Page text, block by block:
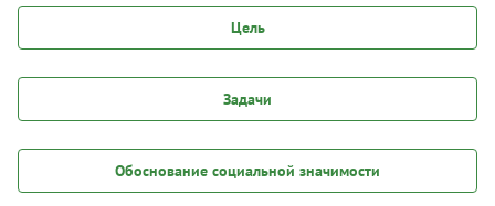
Цель
Задачи
Обоснование социальной значимости